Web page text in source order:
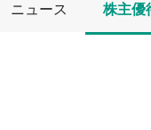
ニュース 株主優